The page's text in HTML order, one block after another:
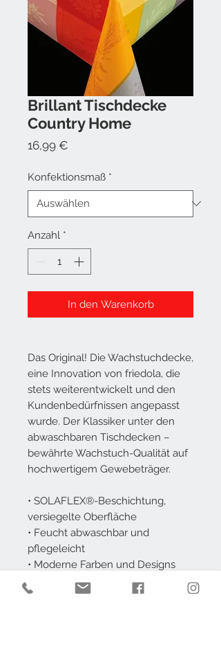
Brillant Tischdecke
Country Home
16,99 €
Konfektionsmaß *
Anzahl *
In den Warenkorb
Das Original! Die Wachstuchdecke,
eine Innovation von friedola, die
stets weiterentwickelt und den
Kundenbedürfnissen angepasst
wurde. Der Klassiker unter den
abwaschbaren Tischdecken –
bewährte Wachstuch-Qualität auf
hochwertigem Gewebeträger.
• SOLAFLEX®-Beschichtung,
versiegelte Oberfläche
• Feucht abwaschbar und
pflegeleicht
• Moderne Farben und Designs
• Fleckunempfindlich
• Frei von Blei, Cadmium und AZO